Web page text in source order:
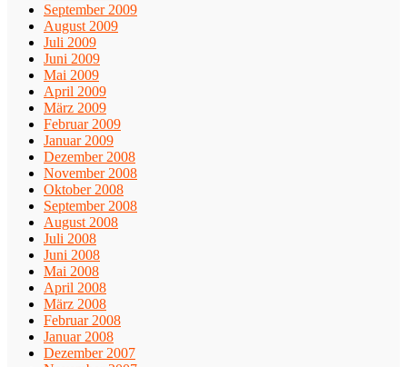
September 2009
August 2009
Juli 2009
Juni 2009
Mai 2009
April 2009
März 2009
Februar 2009
Januar 2009
Dezember 2008
November 2008
Oktober 2008
September 2008
August 2008
Juli 2008
Juni 2008
Mai 2008
April 2008
März 2008
Februar 2008
Januar 2008
Dezember 2007